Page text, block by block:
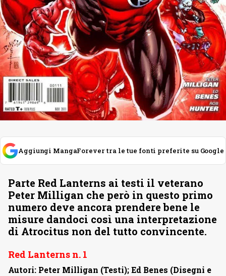
Aggiungi MangaForever tra le tue fonti preferite su Google
Parte Red Lanterns ai testi il veterano
Peter Milligan che però in questo primo
numero deve ancora prendere bene le
misure dandoci così una interpretazione
di Atrocitus non del tutto convincente.
Red Lanterns n. 1
Autori: Peter Milligan (Testi); Ed Benes (Disegni e